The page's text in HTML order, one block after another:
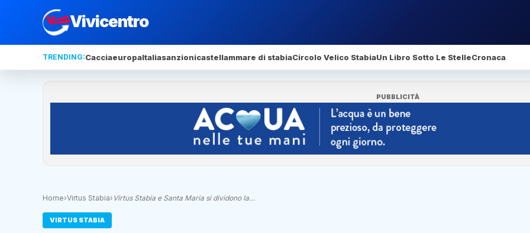
Vivicentro
TRENDING:CacciaeuropaItaliasanzionicastellammare di stabiaCircolo Velico StabiaUn Libro Sotto Le StelleCronaca
PUBBLICITÀ
Home›Virtus Stabia› Virtus Stabia e Santa Maria si dividono la…
VIRTUS STABIA